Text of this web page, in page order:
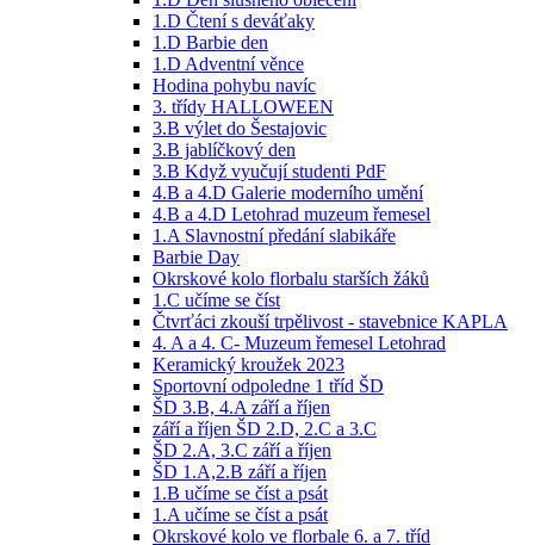
1.D Čtení s deváťaky
1.D Barbie den
1.D Adventní věnce
Hodina pohybu navíc
3. třídy HALLOWEEN
3.B výlet do Šestajovic
3.B jablíčkový den
3.B Když vyučují studenti PdF
4.B a 4.D Galerie moderního umění
4.B a 4.D Letohrad muzeum řemesel
1.A Slavnostní předání slabikáře
Barbie Day
Okrskové kolo florbalu starších žáků
1.C učíme se číst
Čtvrťáci zkouší trpělivost - stavebnice KAPLA
4. A a 4. C- Muzeum řemesel Letohrad
Keramický kroužek 2023
Sportovní odpoledne 1 tříd ŠD
ŠD 3.B, 4.A září a říjen
září a říjen ŠD 2.D, 2.C a 3.C
ŠD 2.A, 3.C září a říjen
ŠD 1.A,2.B září a říjen
1.B učíme se číst a psát
1.A učíme se číst a psát
Okrskové kolo ve florbale 6. a 7. tříd